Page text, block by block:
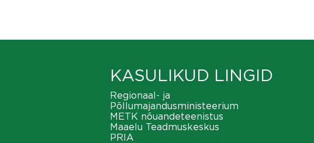
KASULIKUD LINGID
Regionaal- ja
Põllumajandusministeerium
METK nõuandeteenistus
Maaelu Teadmuskeskus
PRIA